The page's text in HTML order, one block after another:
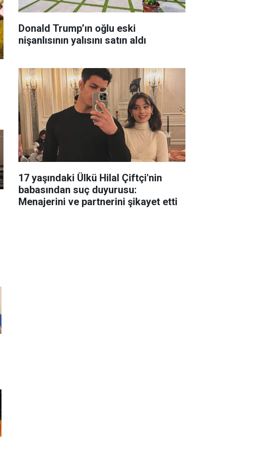
Donald Trump’ın oğlu eski
nişanlısının yalısını satın aldı
17 yaşındaki Ülkü Hilal Çiftçi'nin
babasından suç duyurusu:
Menajerini ve partnerini şikayet etti